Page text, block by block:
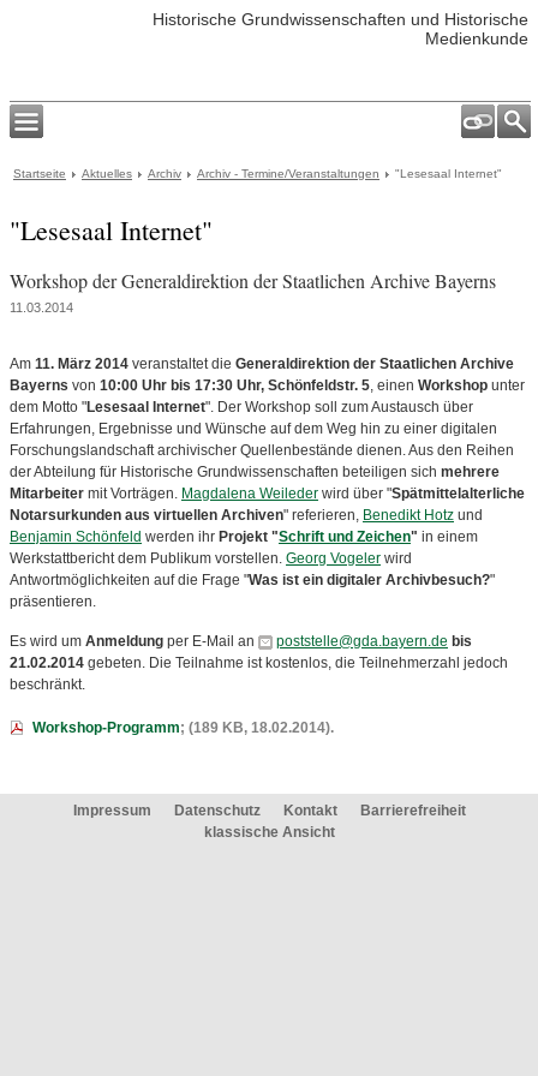
Historische Grundwissenschaften und Historische
Medienkunde
Startseite Aktuelles Archiv Archiv - Termine/Veranstaltungen "Lesesaal Internet"
"Lesesaal Internet"
Workshop der Generaldirektion der Staatlichen Archive Bayerns
11.03.2014
Am 11. März 2014 veranstaltet die Generaldirektion der Staatlichen Archive
Bayerns von 10:00 Uhr bis 17:30 Uhr, Schönfeldstr. 5, einen Workshop unter
dem Motto "Lesesaal Internet". Der Workshop soll zum Austausch über
Erfahrungen, Ergebnisse und Wünsche auf dem Weg hin zu einer digitalen
Forschungslandschaft archivischer Quellenbestände dienen. Aus den Reihen
der Abteilung für Historische Grundwissenschaften beteiligen sich mehrere
Mitarbeiter mit Vorträgen. Magdalena Weileder wird über "Spätmittelalterliche
Notarsurkunden aus virtuellen Archiven" referieren, Benedikt Hotz und
Benjamin Schönfeld werden ihr Projekt "Schrift und Zeichen" in einem
Werkstattbericht dem Publikum vorstellen. Georg Vogeler wird
Antwortmöglichkeiten auf die Frage "Was ist ein digitaler Archivbesuch?"
präsentieren.
Es wird um Anmeldung per E-Mail an poststelle@gda.bayern.de bis
21.02.2014 gebeten. Die Teilnahme ist kostenlos, die Teilnehmerzahl jedoch
beschränkt.
Workshop-Programm; (189 KB, 18.02.2014).
Impressum Datenschutz Kontakt
Barrierefreiheit
klassische Ansicht